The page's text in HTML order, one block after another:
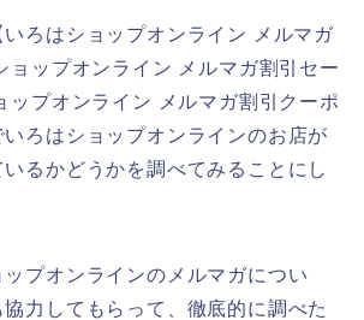
ろはショップオンライン メルマガ
ョップオンライン メルマガ割引セー
ップオンライン メルマガ割引クーポ
ろはショップオンラインのお店が
いるかどうかを調べてみることにし
プオンラインのメルマガについ
力してもらって、徹底的に調べた